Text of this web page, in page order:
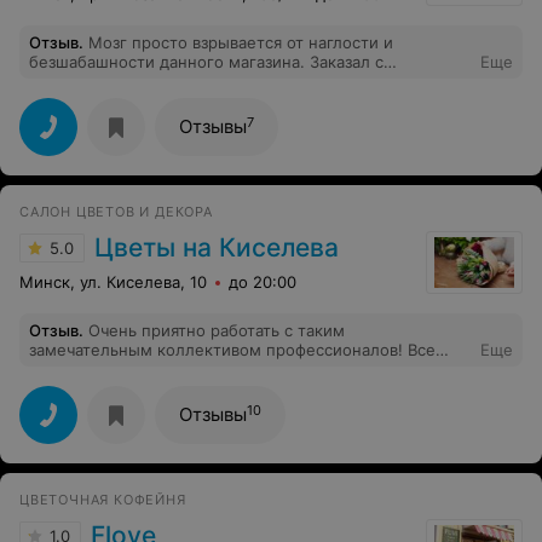
Отзыв. Мозг просто взрывается от наглости и
безшабашности данного магазина. Заказал с
ходьбы от магазина, доставили только спустя полтора
суток, хотя место работы и проживания человека в
радиусе 700 м. Вы серьезно?
Еще
Отзывы7
САЛОН ЦВЕТОВ И ДЕКОРА
5.0 Цветы на Киселева
Минск, ул. Киселева, 10 до 20:00
Отзыв. Очень приятно работать с таким
замечательным коллективом профессионалов! Все
Пользуюсь услугами уже больше года – заказываю
букеты для сотрудников по телефону. Девушки-
дизайнеры обладают редким даром создавать
композиции "под человека", по устному описанию!
Получаются шедевры-совпадения, шокирующие
приветливость, позитивный настрой, открытость к
сотворчеству, стиль и чувство меры визитной
Еще
Отзывы10
ЦВЕТОЧНАЯ КОФЕЙНЯ
1.0 Flove